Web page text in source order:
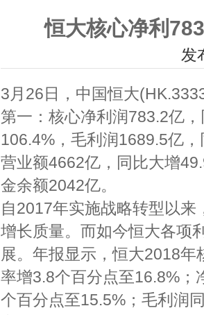
恒大核心净利
发
3月26日，中国恒大
第一：核心净利润783.2亿
106.4%，毛利润1689.5亿
营业额4662亿，同比大增
金余额2042亿。
自2017年实施战略转型以
增长质量。而如今恒大各项
展。年报显示，恒大2018
率增3.8个百分点至16.8%；
个百分点至15.5%；毛利润